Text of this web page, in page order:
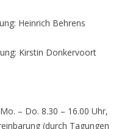
Heinrich Behrens
Kirstin Donkervoort
– Do. 8.30 – 16.00 Uhr,
(durch Tagungen